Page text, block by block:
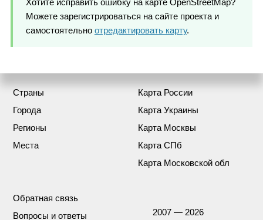
Можете зарегистрироваться на сайте проекта и
самостоятельно отредактировать карту.
Страны
Города
Регионы
Места
Карта России
Карта Украины
Карта Москвы
Карта СПб
Карта Московской обл
Обратная связь
Вопросы и ответы
2007 — 2026